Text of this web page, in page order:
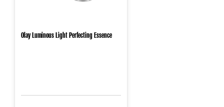
Olay Luminous Light Perfecting Essence